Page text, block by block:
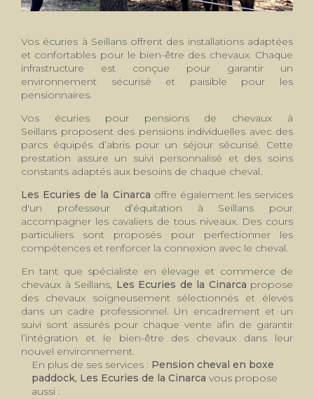
Vos écuries à Seillansoffrent des installations adaptées
et confortables pour le bien-être des chevaux. Chaque
infrastructure est conçue pour garantir un
environnement sécurisé et paisible pour les
pensionnaires.
Vos écuries pour pensions de chevaux à
Seillans proposent des pensions individuelles avec des
parcs équipés d’abris pour un séjour sécurisé. Cette
prestation assure un suivi personnalisé et des soins
constants adaptés aux besoins de chaque cheval.
Les Ecuries de la Cinarca offre également les services
d'un professeur d’équitation à Seillans pour
accompagner les cavaliers de tous niveaux. Des cours
particuliers sont proposés pour perfectionner les
compétences et renforcer la connexion avec le cheval.
En tant que spécialiste en élevage et commerce de
chevaux à Seillans, Les Ecuries de la Cinarca propose
des chevaux soigneusement sélectionnés et élevés
dans un cadre professionnel. Un encadrement et un
suivi sont assurés pour chaque vente afin de garantir
l’intégration et le bien-être des chevaux dans leur
nouvel environnement.
En plus de ses services : Pension cheval en boxe
paddock, Les Ecuries de la Cinarca vous propose
aussi :